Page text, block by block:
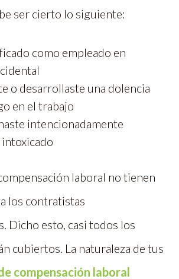
ser cierto lo siguiente:
como empleado en
o desarrollaste una dolencia
en el trabajo
intencionadamente
laboral no tienen
los contratistas
Dicho esto, casi todos los
cubiertos. La naturaleza de tus
compensación laboral